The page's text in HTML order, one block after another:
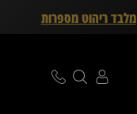
מלבד ריהוט מספרות